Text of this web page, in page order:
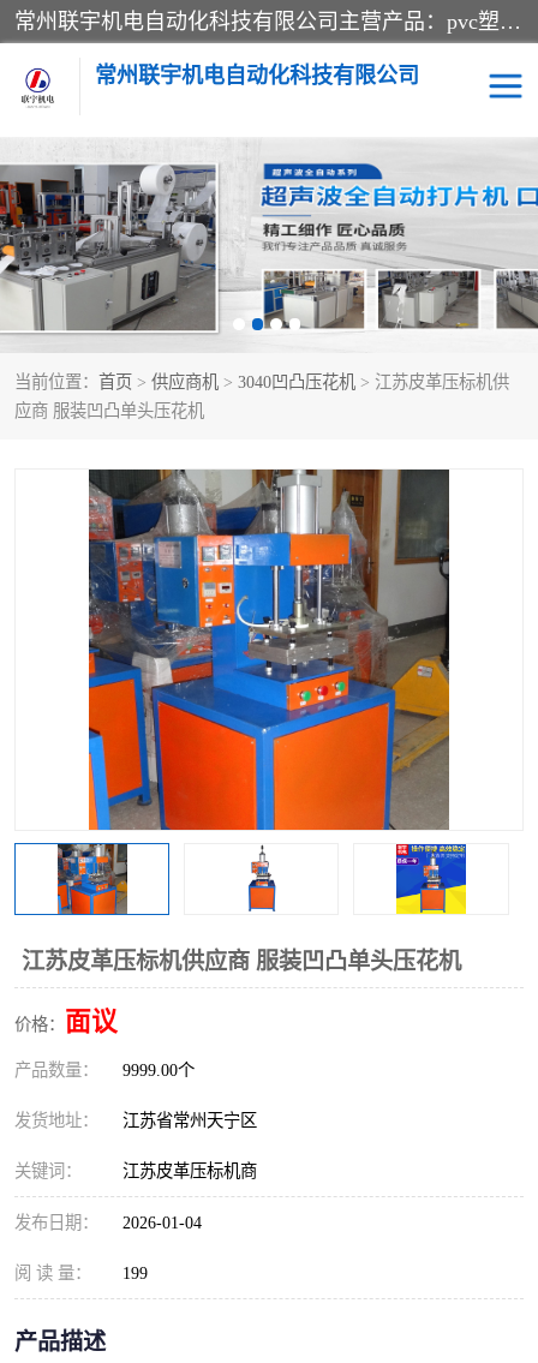
常州联宇机电自动化科技有限公司主营产品：pvc塑料焊机、高频热合机、软膜天花压边机、服装布料凹凸压花机、布料3d压印设备、服装植胶设备、超声波布料花边机、无纺布热合机、全自动压花机。
常州联宇机电自动化科技有限公司
当前位置： 首页 > 供应商机 > 3040凹凸压花机 > 江苏皮革压标机供
应商 服装凹凸单头压花机
江苏皮革压标机供应商 服装凹凸单头压花机
价格： 面议
产品数量： 9999.00个
发货地址： 江苏省常州天宁区
关键词： 江苏皮革压标机商
发布日期： 2026-01-04
阅 读 量： 199
产品描述
压花定型机以及压花模具 超声波热合机
高频热合机 超声波花边机
超声波复合压花机 凹凸压花机压标机
3040凹凸压花机 双头服装凹凸压花机
高频压花压标机 自动超声波打片成型机
泡壳包装封口机 海绵产品成型机
其他超声波系列